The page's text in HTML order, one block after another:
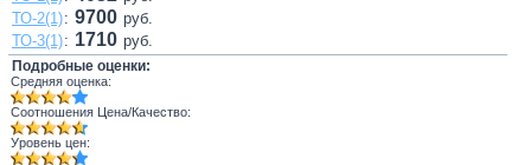
ТО-2(1): 9700 руб.
ТО-3(1): 1710 руб.
Подробные оценки:
Средняя оценка:
Соотношения Цена/Качество:
Уровень цен: